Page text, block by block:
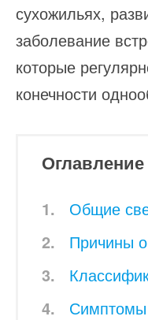
сухожильях,
заболевание
которые
конечности
Оглавление
Общие
Причины
Симптомы